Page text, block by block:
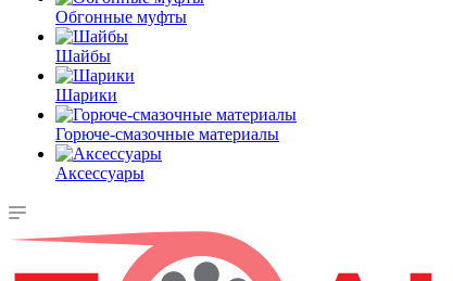
Обгонные муфты
Шайбы
Шарики
Горюче-смазочные материалы
Аксессуары